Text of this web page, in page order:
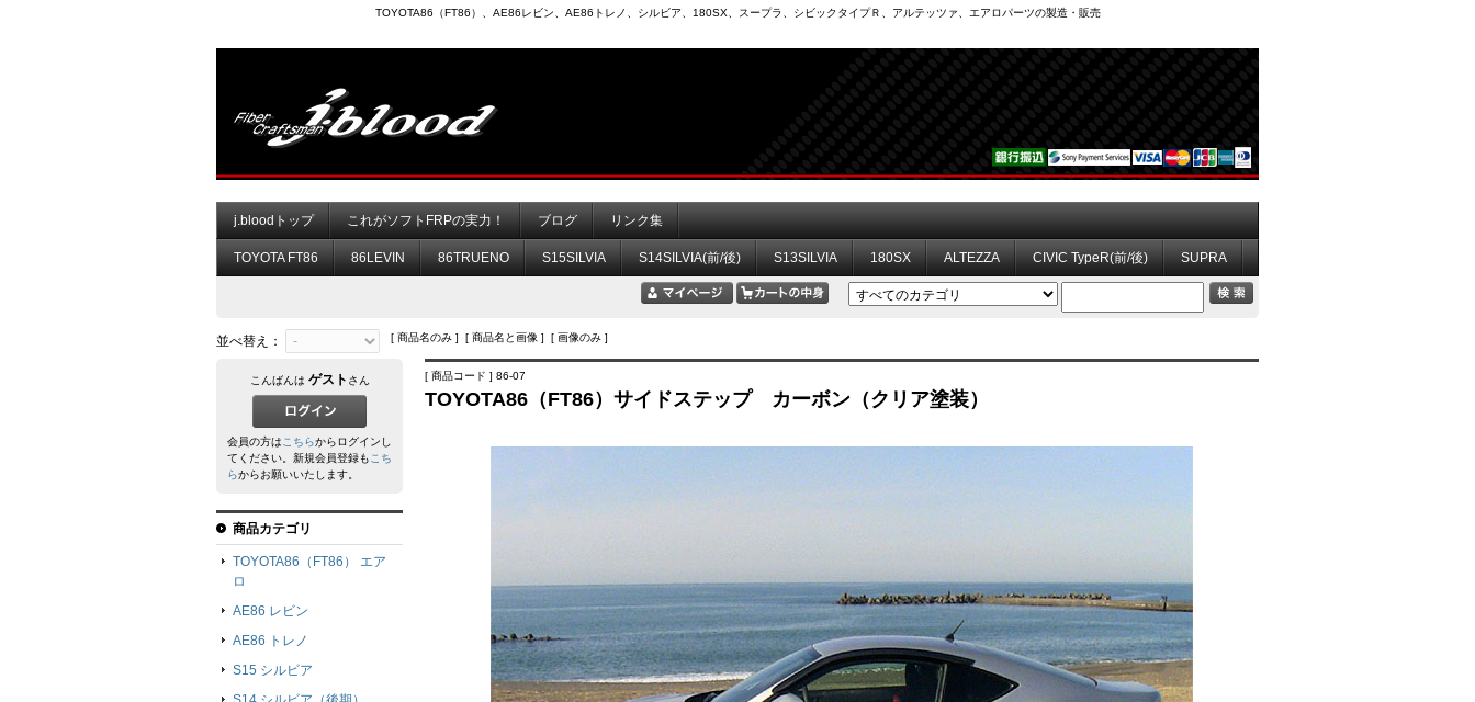
TOYOTA86（FT86）、AE86レビン、AE86トレノ、シルビア、180SX、スープラ、シビックタイプＲ、アルテッツァ、エアロパーツの製造・販売
j.bloodトップ これがソフトFRPの実力！ ブログ リンク集
TOYOTA FT86 86LEVIN 86TRUENO S15SILVIA S14SILVIA(前/後) S13SILVIA 180SX ALTEZZA CIVIC TypeR(前/後) SUPRA
並べ替え： [ 商品名のみ ] [ 商品名と画像 ] [ 画像のみ ]
[ 商品コード ] 86-07
TOYOTA86（FT86）サイドステップ カーボン（クリア塗装）
こんばんは ゲスト さん
会員の方はこちらからログインし
てください。新規会員登録もこち
らからお願いいたします。
商品カテゴリ
TOYOTA86（FT86） エア
ロ
AE86 レビン
AE86 トレノ
S15 シルビア